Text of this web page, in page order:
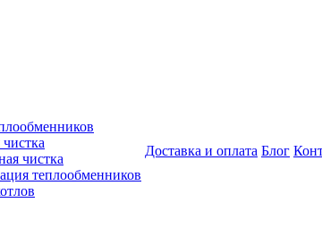
чистка
теплообменников
Доставка и оплата Блог